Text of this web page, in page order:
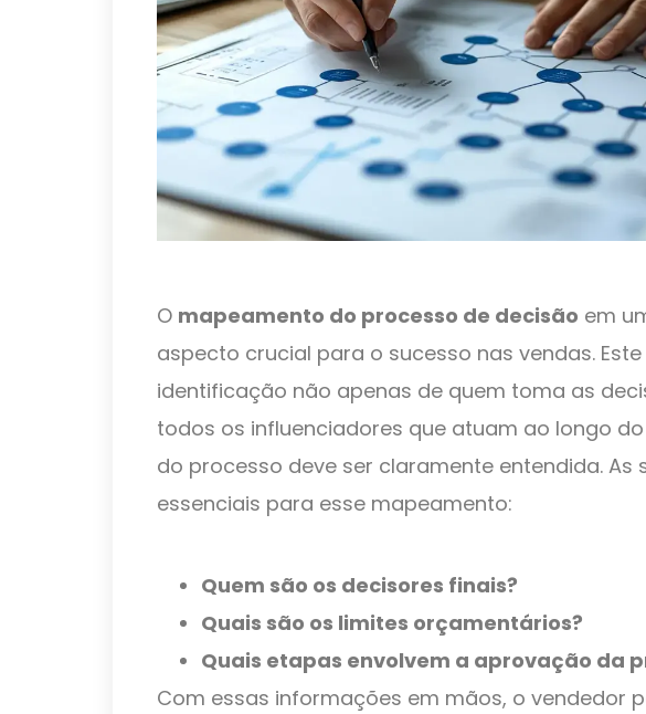
O mapeamento do processo de decisão em
aspecto crucial para o sucesso nas vendas.
identificação não apenas de quem toma as
todos os influenciadores que atuam ao longo
do processo deve ser claramente entendida. As
essenciais para esse mapeamento:
Quem são os decisores finais?
Quais são os limites orçamentários?
Quais etapas envolvem a aprovação da
Com essas informações em mãos, o vendedor